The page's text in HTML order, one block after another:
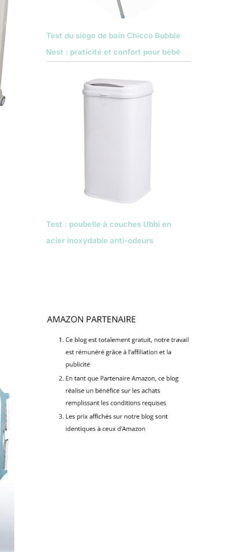
Test du siège de bain Chicco Bubble
Nest : praticité et confort pour bébé
Test : poubelle à couches Ubbi en
acier inoxydable anti-odeurs